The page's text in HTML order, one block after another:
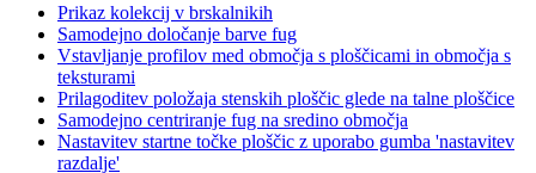
Prikaz kolekcij v brskalnikih
Samodejno določanje barve fug
Vstavljanje profilov med območja s ploščicami in območja s
teksturami
Prilagoditev položaja stenskih ploščic glede na talne ploščice
Samodejno centriranje fug na sredino območja
Nastavitev startne točke ploščic z uporabo gumba 'nastavitev
razdalje'